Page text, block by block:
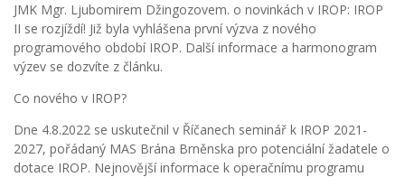
JMK Mgr. Ljubomirem Džingozovem. o novinkách v IROP: IROP
II se rozjíždí! Již byla vyhlášena první výzva z nového
programového období IROP. Další informace a harmonogram
výzev se dozvíte z článku.
Co nového v IROP?
Dne 4.8.2022 se uskutečnil v Říčanech seminář k IROP 2021-
2027, pořádaný MAS Brána Brněnska pro potenciální žadatele o
dotace IROP. Nejnovější informace k operačnímu programu